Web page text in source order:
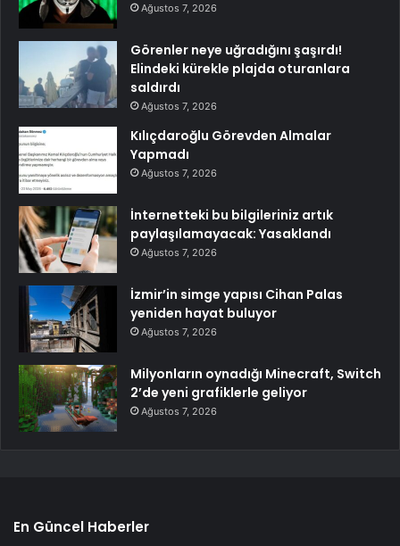
Ağustos 7, 2026
Görenler neye uğradığını şaşırdı!
Elindeki kürekle plajda oturanlara
saldırdı
Ağustos 7, 2026
Kılıçdaroğlu Görevden Almalar
Yapmadı
Ağustos 7, 2026
İnternetteki bu bilgileriniz artık
paylaşılamayacak: Yasaklandı
Ağustos 7, 2026
İzmir’in simge yapısı Cihan Palas
yeniden hayat buluyor
Ağustos 7, 2026
Milyonların oynadığı Minecraft, Switch
2’de yeni grafiklerle geliyor
Ağustos 7, 2026
En Güncel Haberler